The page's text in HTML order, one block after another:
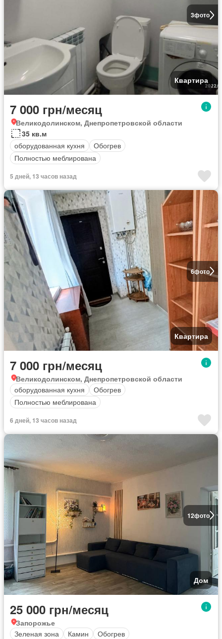
3фото
Квартира
7 000 грн/месяц
Великодолинском, Днепропетровской области
35 кв.м
оборудованная кухня
Обогрев
Полностью меблирована
5 дней, 13 часов назад
6фото
Квартира
7 000 грн/месяц
Великодолинском, Днепропетровской области
оборудованная кухня
Обогрев
Полностью меблирована
6 дней, 13 часов назад
12фото
Дом
25 000 грн/месяц
Запорожье
Зеленая зона
Камин
Обогрев